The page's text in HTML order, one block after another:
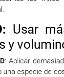
Usar
y
: Aplicar
una especie de